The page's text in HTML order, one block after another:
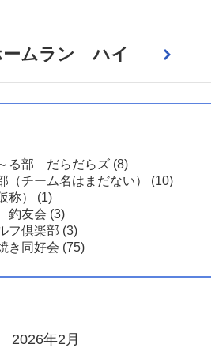
ムラン ハイ
る部 だらだらズ(8)
チーム名はまだない）
(10)
）
(1)
釣友会 (3)
フ倶楽部 (3)
き同好会 (75)
2026年2月